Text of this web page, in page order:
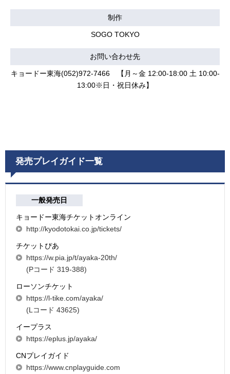
制作
SOGO TOKYO
お問い合わせ先
キョードー東海(052)972-7466 【月～金 12:00-18:00 土 10:00-
13:00※日・祝日休み】
発売プレイガイド一覧
一般発売日
キョードー東海チケットオンライン
http://kyodotokai.co.jp/tickets/
チケットぴあ
https://w.pia.jp/t/ayaka-20th/
(Pコード 319-388)
ローソンチケット
https://l-tike.com/ayaka/
(Lコード 43625)
イープラス
https://eplus.jp/ayaka/
CNプレイガイド
https://www.cnplayguide.com